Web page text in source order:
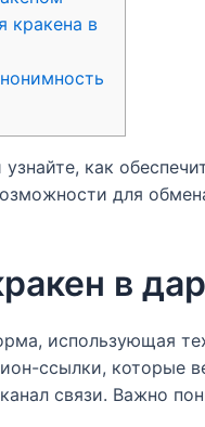
кракена в
как
для
в
использующая
ссылки,
связи. Важно